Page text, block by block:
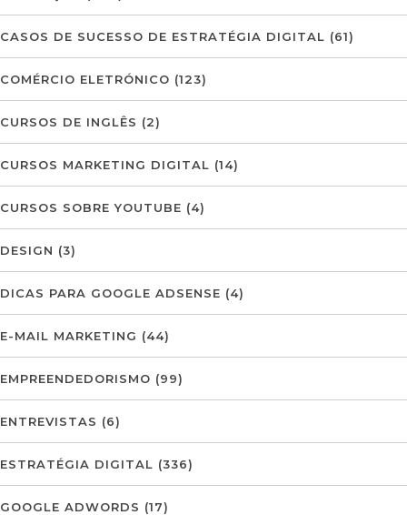
CASOS DE SUCESSO DE ESTRATÉGIA DIGITAL (61)
COMÉRCIO ELETRÓNICO (123)
CURSOS DE INGLÊS (2)
CURSOS MARKETING DIGITAL (14)
CURSOS SOBRE YOUTUBE (4)
DESIGN (3)
DICAS PARA GOOGLE ADSENSE (4)
E-MAIL MARKETING (44)
EMPREENDEDORISMO (99)
ENTREVISTAS (6)
ESTRATÉGIA DIGITAL (336)
GOOGLE ADWORDS (17)